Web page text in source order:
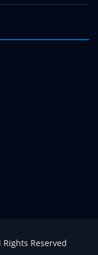
Rights Reserved